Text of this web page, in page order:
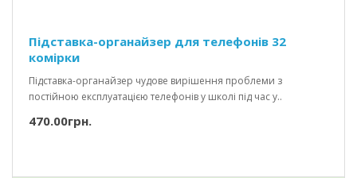
Підставка-органайзер для телефонів 32
комірки
Підставка-органайзер чудове вирішення проблеми з
постійною експлуатацією телефонів у школі під час у..
470.00грн.